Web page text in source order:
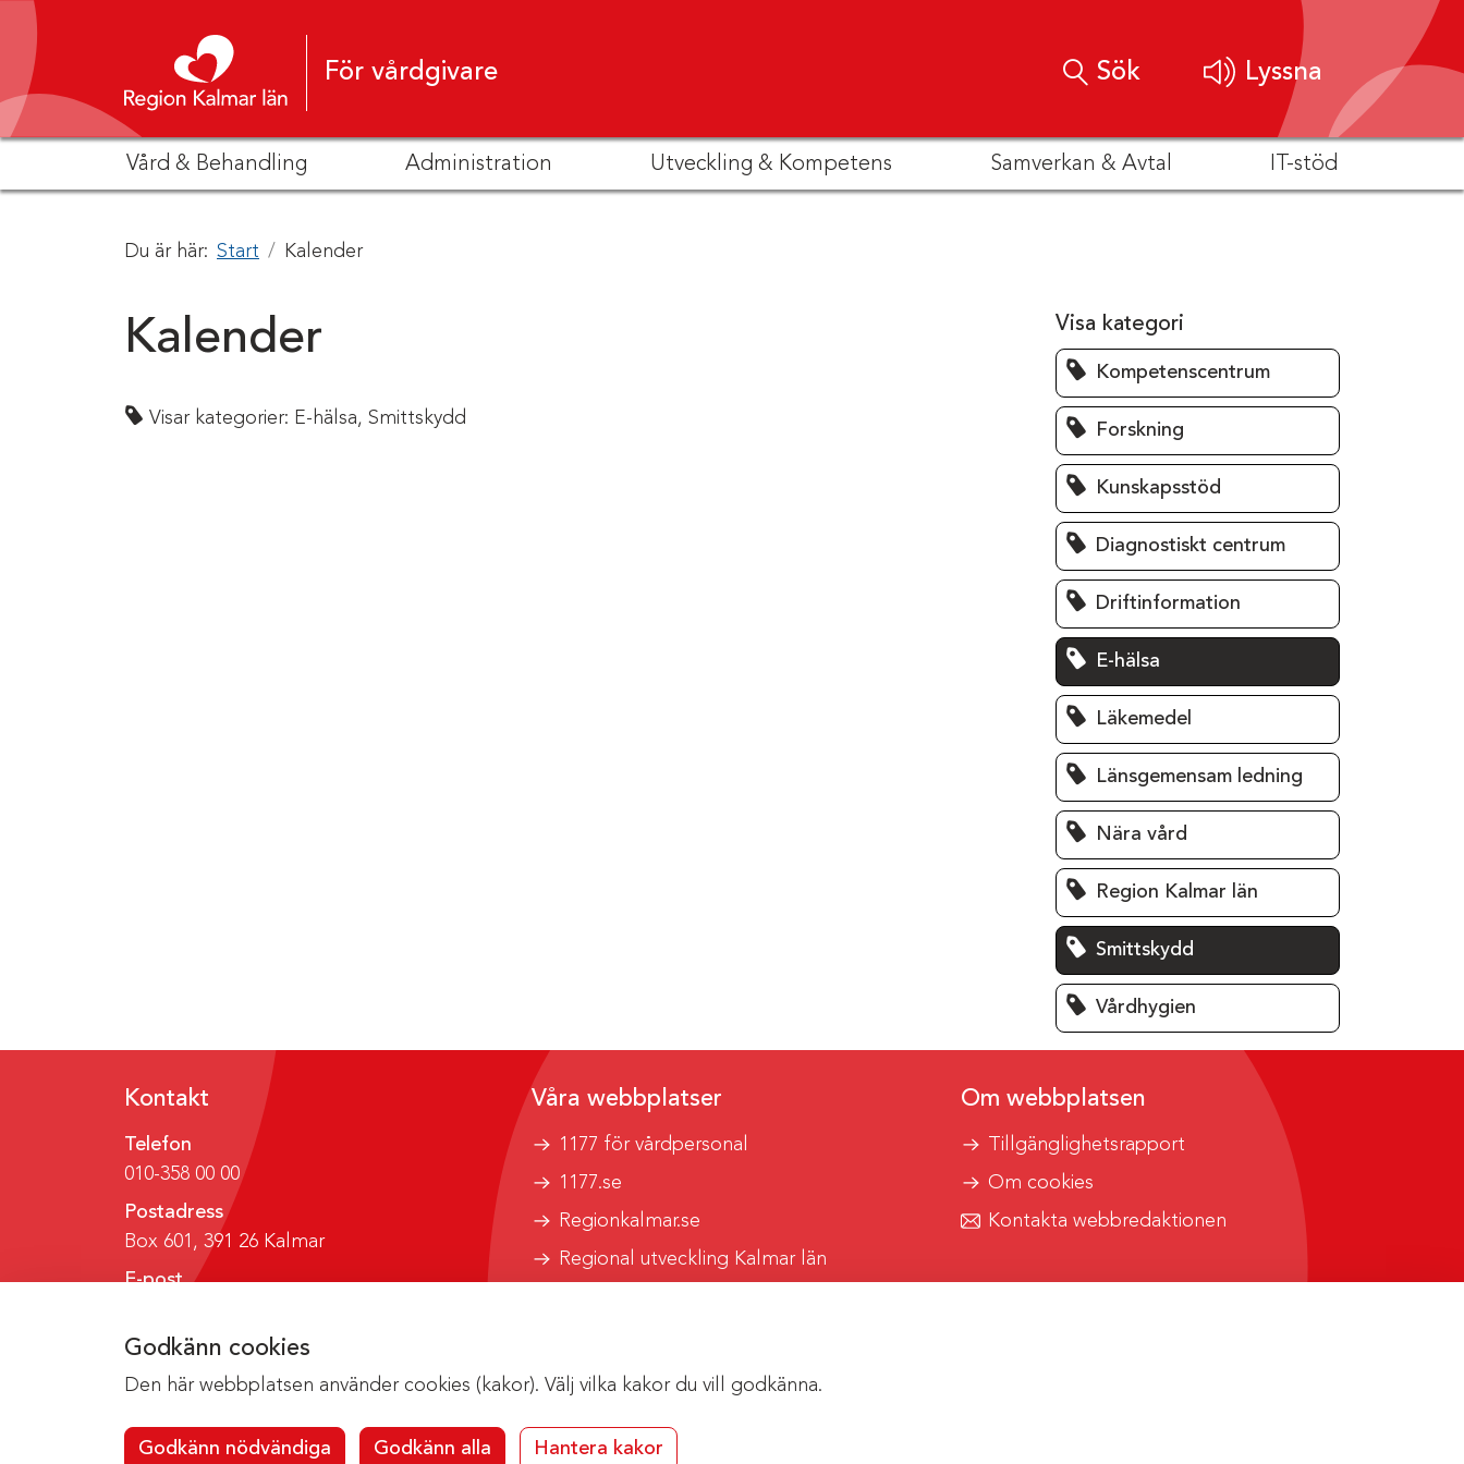
Godkänn cookies
Den här webbplatsen använder cookies (kakor). Välj vilka kakor du vill godkänna.
Godkänn nödvändiga Godkänn alla Hantera kakor
Hoppa till innehåll
För vårdgivare Sök Lyssna
Vård & Behandling Administration Utveckling & Kompetens Samverkan & Avtal IT-stöd
Du är här: Start Kalender
Kalender
Visar kategorier: E-hälsa, Smittskydd
Visa kategori
Kompetenscentrum
Forskning
Kunskapsstöd
Diagnostiskt centrum
Driftinformation
E-hälsa
Läkemedel
Länsgemensam ledning
Nära vård
Region Kalmar län
Smittskydd
Vårdhygien
Kontakt
Telefon
010-358 00 00
Postadress
Box 601, 391 26 Kalmar
E-post
Våra webbplatser
1177 för vårdpersonal
1177.se
Regionkalmar.se
Regional utveckling Kalmar län
Om webbplatsen
Tillgänglighetsrapport
Om cookies
Kontakta webbredaktionen